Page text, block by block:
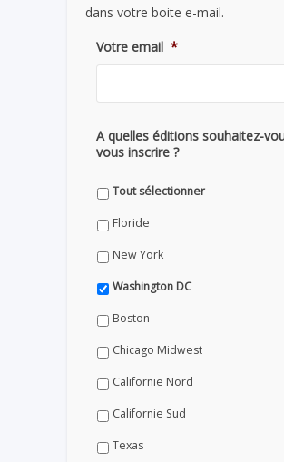
dans votre boite e-mail.
Votre email *
A quelles éditions souhaitez-
vous inscrire ?
Tout sélectionner
Floride
New York
Washington DC
Boston
Chicago Midwest
Californie Nord
Californie Sud
Texas